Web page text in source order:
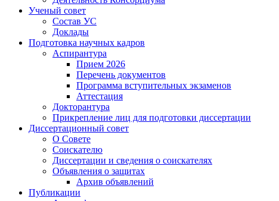
Ученый совет
Состав УС
Доклады
Подготовка научных кадров
Аспирантура
Прием 2026
Перечень документов
Программа вступительных экзаменов
Аттестация
Докторантура
Прикрепление лиц для подготовки диссертации
Диссертационный совет
О Совете
Соискателю
Диссертации и сведения о соискателях
Объявления о защитах
Архив объявлений
Публикации